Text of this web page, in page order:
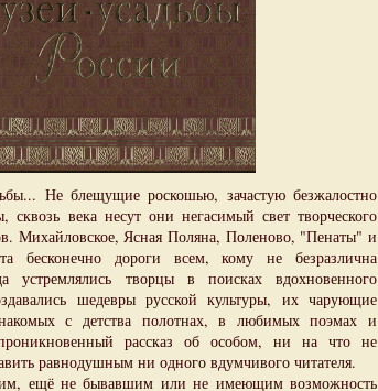
Не блещущие роскошью, зачастую безжалостно
сквозь века несут они негасимый свет творческого
Михайловское, Ясная Поляна, Поленово, "Пенаты" и
бесконечно дороги всем, кому не безразлична
устремлялись творцы в поисках вдохновенного
шедевры русской культуры, их чарующие
с детства полотнах, в любимых поэмах и
рассказ об особом, ни на что не
равнодушным ни одного вдумчивого читателя.
не бывавшим или не имеющим возможность